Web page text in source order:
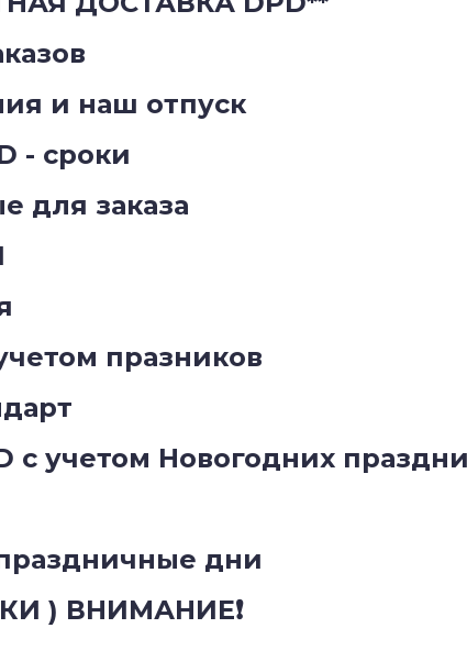
и наш отпуск
- сроки
для заказа
празников
c учетом Новогодних
дни
) ВНИМАНИЕ❗